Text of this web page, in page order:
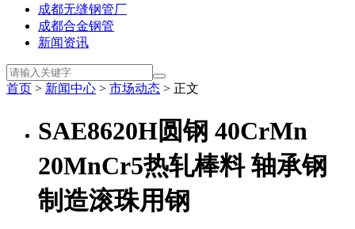
成都无缝钢管厂
成都合金钢管
新闻资讯
首页 > 新闻中心 > 市场动态 > 正文
SAE8620H圆钢 40CrMn
20MnCr5热轧棒料 轴承钢
制造滚珠用钢